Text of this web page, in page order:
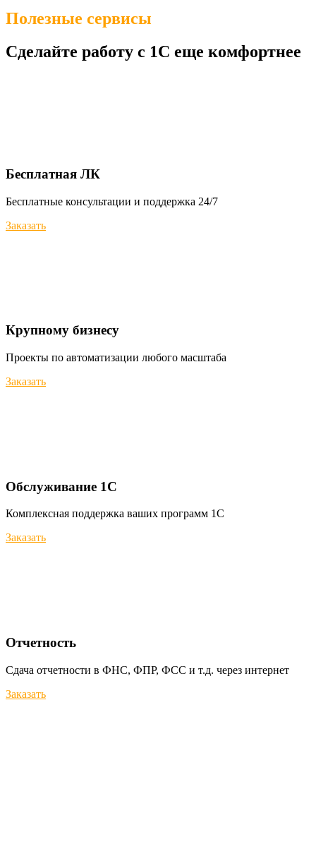
Полезные сервисы
Сделайте работу с 1С еще комфортнее
Бесплатная ЛК
Бесплатные консультации и поддержка 24/7
Заказать
Крупному бизнесу
Проекты по автоматизации любого масштаба
Заказать
Обслуживание 1С
Комплексная поддержка ваших программ 1С
Заказать
Отчетность
Сдача отчетности в ФНС, ФПР, ФСС и т.д. через интернет
Заказать